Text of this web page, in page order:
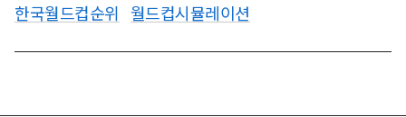
한국월드컵순위 월드컵시뮬레이션